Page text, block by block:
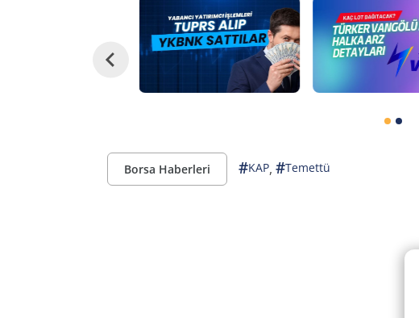
Borsa Haberleri #KAP, #Temettü